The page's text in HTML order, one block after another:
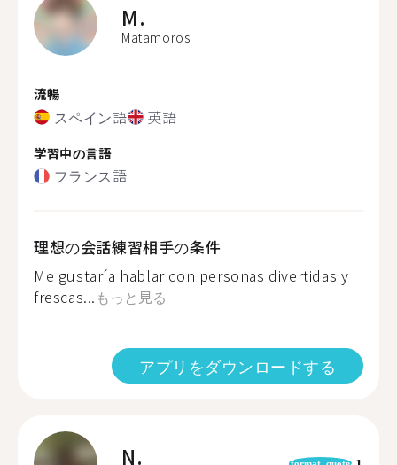
M.
Matamoros
流暢
スペイン語 英語
学習中の言語
フランス語
理想の会話練習相手の条件
Me gustaría hablar con personas divertidas y
frescas... もっと見る
アプリをダウンロードする
N. format_quote